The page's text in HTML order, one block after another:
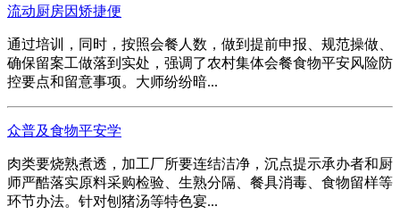
流动厨房因矫捷便
通过培训，同时，按照会餐人数，做到提前申报、规范操做、
确保留案工做落到实处，强调了农村集体会餐食物平安风险防
控要点和留意事项。大师纷纷暗...
众普及食物平安学
肉类要烧熟煮透，加工厂所要连结洁净，沉点提示承办者和厨
师严酷落实原料采购检验、生熟分隔、餐具消毒、食物留样等
环节办法。针对刨猪汤等特色宴...